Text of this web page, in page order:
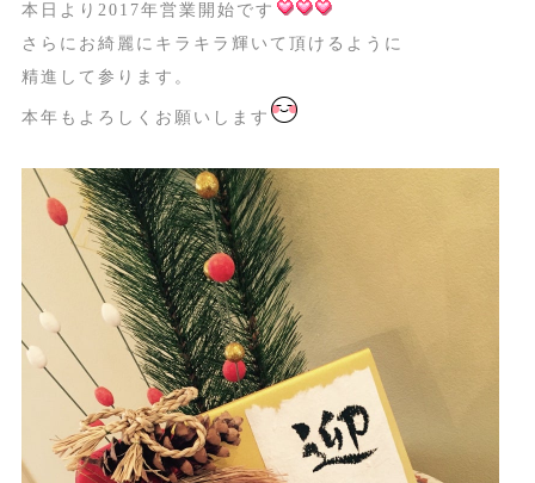
本日より2017年営業開始です
さらにお綺麗にキラキラ輝いて頂けるように
精進して参ります。
本年もよろしくお願いします